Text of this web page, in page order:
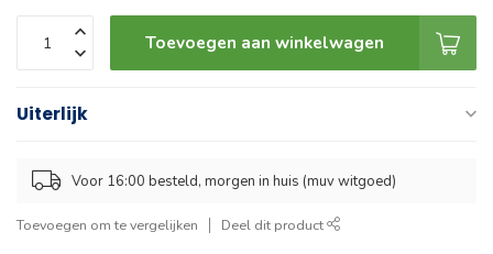
Toevoegen aan winkelwagen
Uiterlijk
Voor 16:00 besteld, morgen in huis (muv witgoed)
Toevoegen om te vergelijken Deel dit product